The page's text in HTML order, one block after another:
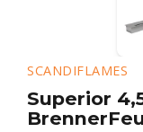
SCANDIFLAMES
Superior